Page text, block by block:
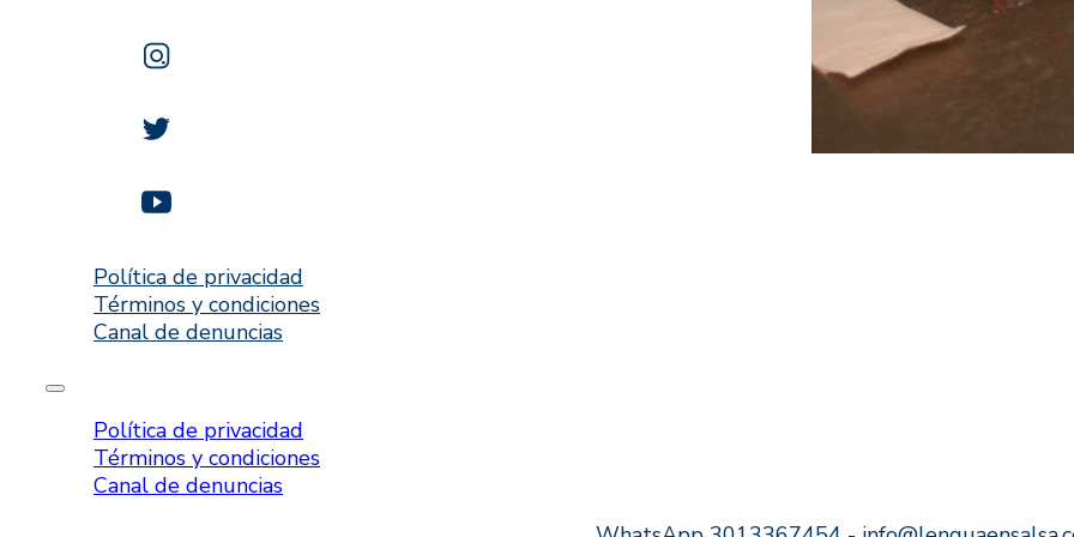
Política de privacidad
Términos y condiciones
Canal de denuncias
Política de privacidad
Términos y condiciones
Canal de denuncias